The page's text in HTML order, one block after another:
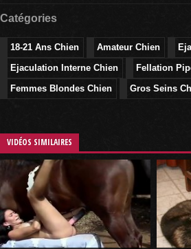
Catégories
18-21 Ans Chien Amateur Chien
Ejaculation Interne Chien
Fellation
Femmes Blondes Chien
Gros Seins
VIDÉOS SIMILAIRES